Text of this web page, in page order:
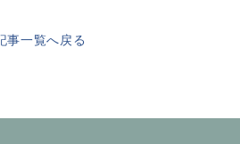
事一覧へ戻る